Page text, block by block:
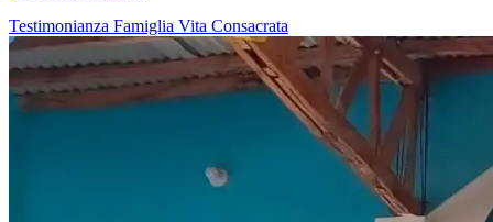
Testimonianza Famiglia Vita Consacrata